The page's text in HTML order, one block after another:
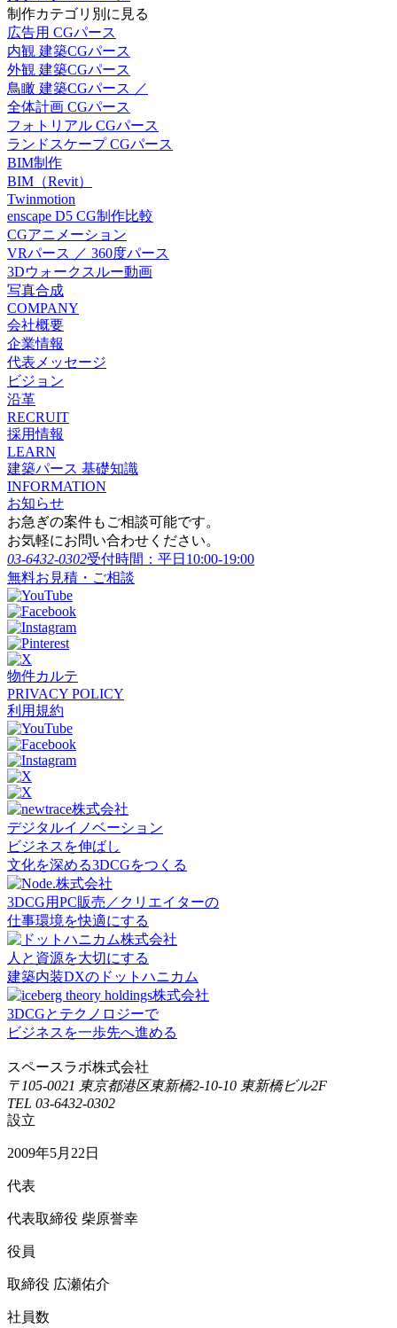
制作カテゴリ別に見る
広告用 CGパース
内観 建築CGパース
外観 建築CGパース
鳥瞰 建築CGパース ／
全体計画 CGパース
フォトリアル CGパース
ランドスケープ CGパース
BIM制作
BIM（Revit）
Twinmotion
enscape D5 CG制作比較
CGアニメーション
VRパース ／ 360度パース
3Dウォークスルー動画
写真合成
COMPANY
会社概要
企業情報
代表メッセージ
ビジョン
沿革
RECRUIT
採用情報
LEARN
建築パース 基礎知識
INFORMATION
お知らせ
お急ぎの案件もご相談可能です。
お気軽にお問い合わせください。
03-6432-0302受付時間：平日10:00-19:00
無料お見積・ご相談
物件カルテ
PRIVACY POLICY
利用規約
デジタルイノベーション
ビジネスを伸ばし
文化を深める3DCGをつくる
3DCG用PC販売／クリエイターの
仕事環境を快適にする
人と資源を大切にする
建築内装DXのドットハニカム
3DCGとテクノロジーで
ビジネスを一歩先へ進める
スペースラボ株式会社
〒105-0021 東京都港区東新橋2-10-10 東新橋ビル2F
TEL 03-6432-0302
設立
2009年5月22日
代表
代表取締役 柴原誉幸
役員
取締役 広瀬佑介
社員数